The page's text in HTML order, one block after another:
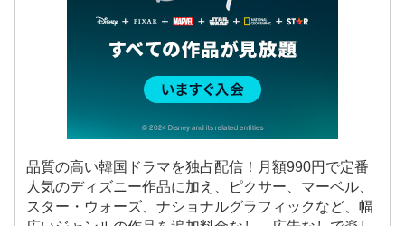
品質の高い韓国ドラマを独占配信！月額990円で定番
人気のディズニー作品に加え、ピクサー、マーベル、
スター・ウォーズ、ナショナルグラフィックなど、幅